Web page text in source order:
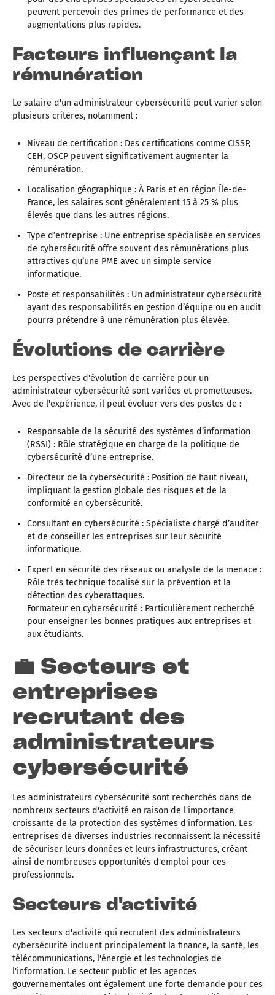
peuvent percevoir des primes de performance et des
augmentations plus rapides.
Facteurs influençant la
rémunération
Le salaire d'un administrateur cybersécurité peut varier selon
plusieurs critères, notamment :
Niveau de certification : Des certifications comme CISSP,
CEH, OSCP peuvent significativement augmenter la
rémunération.
Localisation géographique : À Paris et en région Île-de-
France, les salaires sont généralement 15 à 25 % plus
élevés que dans les autres régions.
Type d’entreprise : Une entreprise spécialisée en services
de cybersécurité offre souvent des rémunérations plus
attractives qu’une PME avec un simple service
informatique.
Poste et responsabilités : Un administrateur cybersécurité
ayant des responsabilités en gestion d’équipe ou en audit
pourra prétendre à une rémunération plus élevée.
Évolutions de carrière
Les perspectives d'évolution de carrière pour un
administrateur cybersécurité sont variées et prometteuses.
Avec de l'expérience, il peut évoluer vers des postes de :
Responsable de la sécurité des systèmes d’information
(RSSI) : Rôle stratégique en charge de la politique de
cybersécurité d’une entreprise.
Directeur de la cybersécurité : Position de haut niveau,
impliquant la gestion globale des risques et de la
conformité en cybersécurité.
Consultant en cybersécurité : Spécialiste chargé d’auditer
et de conseiller les entreprises sur leur sécurité
informatique.
Expert en sécurité des réseaux ou analyste de la menace :
Rôle très technique focalisé sur la prévention et la
détection des cyberattaques.
Formateur en cybersécurité : Particulièrement recherché
pour enseigner les bonnes pratiques aux entreprises et
aux étudiants.
💼 Secteurs et
entreprises
recrutant des
administrateurs
cybersécurité
Les administrateurs cybersécurité sont recherchés dans de
nombreux secteurs d'activité en raison de l'importance
croissante de la protection des systèmes d'information. Les
entreprises de diverses industries reconnaissent la nécessité
de sécuriser leurs données et leurs infrastructures, créant
ainsi de nombreuses opportunités d'emploi pour ces
professionnels.
Secteurs d'activité
Les secteurs d'activité qui recrutent des administrateurs
cybersécurité incluent principalement la finance, la santé, les
télécommunications, l'énergie et les technologies de
l'information. Le secteur public et les agences
gouvernementales ont également une forte demande pour ces